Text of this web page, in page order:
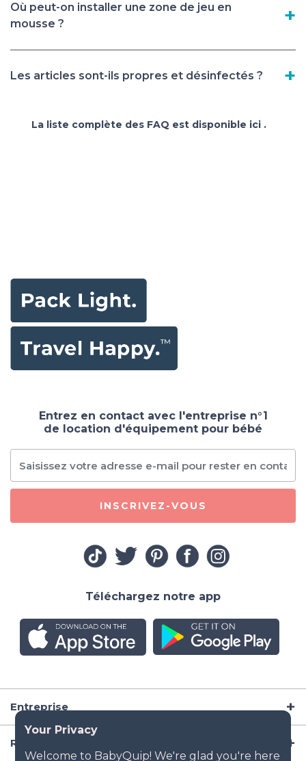
Où peut-on installer une zone de jeu en
mousse ?
Les articles sont-ils propres et désinfectés ?
La liste complète des FAQ est disponible ici .
Entreprise
Ressources
Entrez en contact avec l'entreprise n°1
de location d'équipement pour bébé
INSCRIVEZ-VOUS
Téléchargez notre app